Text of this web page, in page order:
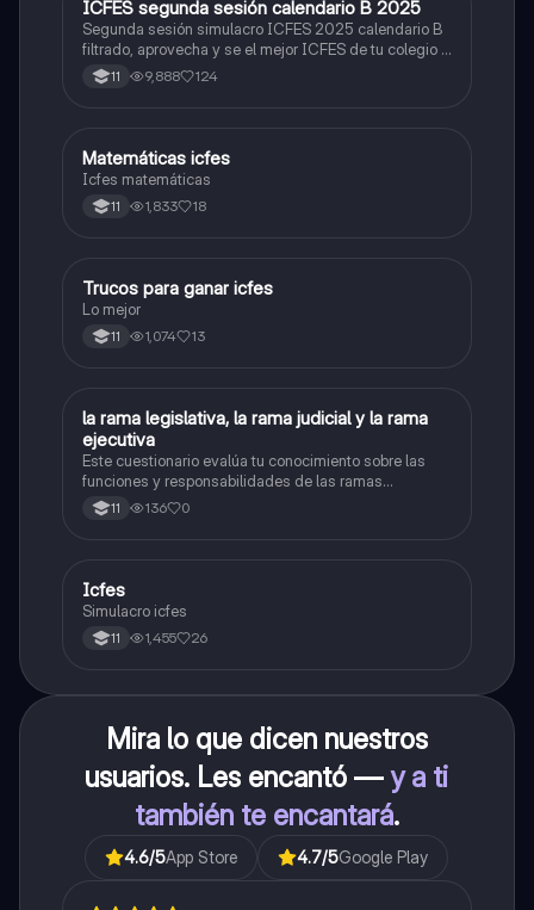
ICFES: Lectura Crítica
ICFES segunda sesión calendario B 2025
Segunda sesión simulacro ICFES 2025 calendario B
filtrado, aprovecha y se el mejor ICFES de tu colegio y
poder ingresar a universidad, y estudiar aquella
carrera con la que tanto sueñas.
11 9,888 124
ICFES: Matemáticas
Matemáticas icfes
Icfes matemáticas
11 1,833 18
Química
Trucos para ganar icfes
Lo mejor
11 1,074 13
LSociales/Historia
la rama legislativa, la rama judicial y la rama
ejecutiva
Este cuestionario evalúa tu conocimiento sobre las
funciones y responsabilidades de las ramas
legislativa, judicial y ejecutiva.
11 136 0
ICFES: Sociales y Ciudadanas
Icfes
Simulacro icfes
11 1,455 26
Mira lo que dicen nuestros
usuarios. Les encantó —y a ti
también te encantará.
4.6/5App Store 4.7/5Google Play